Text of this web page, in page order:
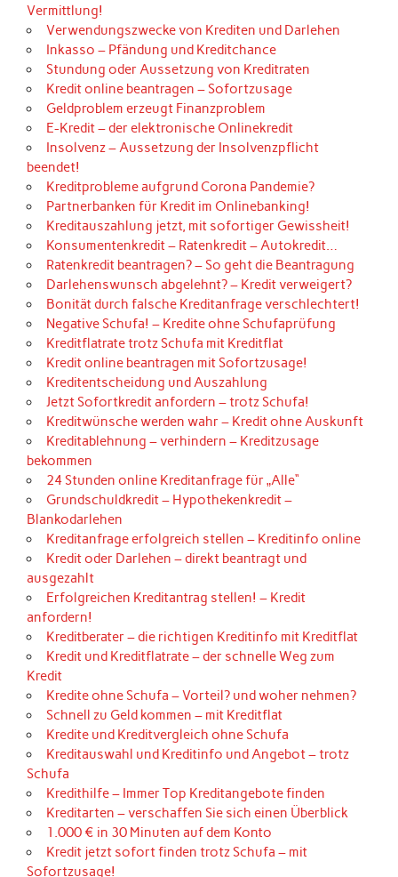
Vermittlung!
Verwendungszwecke von Krediten und Darlehen
Inkasso – Pfändung und Kreditchance
Stundung oder Aussetzung von Kreditraten
Kredit online beantragen – Sofortzusage
Geldproblem erzeugt Finanzproblem
E-Kredit – der elektronische Onlinekredit
Insolvenz – Aussetzung der Insolvenzpflicht
beendet!
Kreditprobleme aufgrund Corona Pandemie?
Partnerbanken für Kredit im Onlinebanking!
Kreditauszahlung jetzt, mit sofortiger Gewissheit!
Konsumentenkredit – Ratenkredit – Autokredit…
Ratenkredit beantragen? – So geht die Beantragung
Darlehenswunsch abgelehnt? – Kredit verweigert?
Bonität durch falsche Kreditanfrage verschlechtert!
Negative Schufa! – Kredite ohne Schufaprüfung
Kreditflatrate trotz Schufa mit Kreditflat
Kredit online beantragen mit Sofortzusage!
Kreditentscheidung und Auszahlung
Jetzt Sofortkredit anfordern – trotz Schufa!
Kreditwünsche werden wahr – Kredit ohne Auskunft
Kreditablehnung – verhindern – Kreditzusage
bekommen
24 Stunden online Kreditanfrage für „Alle“
Grundschuldkredit – Hypothekenkredit –
Blankodarlehen
Kreditanfrage erfolgreich stellen – Kreditinfo online
Kredit oder Darlehen – direkt beantragt und
ausgezahlt
Erfolgreichen Kreditantrag stellen! – Kredit
anfordern!
Kreditberater – die richtigen Kreditinfo mit Kreditflat
Kredit und Kreditflatrate – der schnelle Weg zum
Kredit
Kredite ohne Schufa – Vorteil? und woher nehmen?
Schnell zu Geld kommen – mit Kreditflat
Kredite und Kreditvergleich ohne Schufa
Kreditauswahl und Kreditinfo und Angebot – trotz
Schufa
Kredithilfe – Immer Top Kreditangebote finden
Kreditarten – verschaffen Sie sich einen Überblick
1.000 € in 30 Minuten auf dem Konto
Kredit jetzt sofort finden trotz Schufa – mit
Sofortzusage!